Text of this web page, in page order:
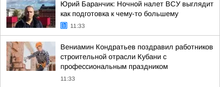
Юрий Баранчик: Ночной налет ВСУ выглядит
как подготовка к чему-то большему
11:33
Вениамин Кондратьев поздравил работников
строительной отрасли Кубани с
профессиональным праздником
11:33